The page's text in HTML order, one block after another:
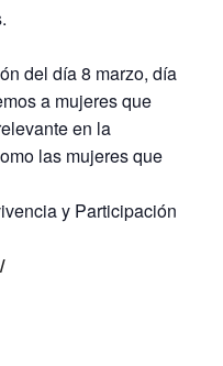
del día 8 marzo, día
a mujeres que
en la
las mujeres que
y Participación